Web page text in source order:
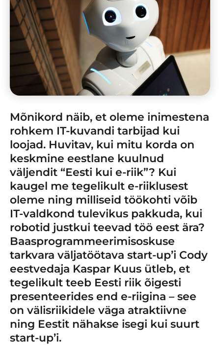
Mõnikord näib, et oleme inimestena
rohkem IT-kuvandi tarbijad kui
loojad. Huvitav, kui mitu korda on
keskmine eestlane kuulnud
väljendit “Eesti kui e-riik”? Kui
kaugel me tegelikult e-riiklusest
oleme ning milliseid töökohti võib
IT-valdkond tulevikus pakkuda, kui
robotid justkui teevad töö eest ära?
Baasprogrammeerimisoskuse
tarkvara väljatöötava start-up’i Cody
eestvedaja Kaspar Kuus ütleb, et
tegelikult teeb Eesti riik õigesti
presenteerides end e-riigina – see
on välisriikidele väga atraktiivne
ning Eestit nähakse isegi kui suurt
start-up’i.